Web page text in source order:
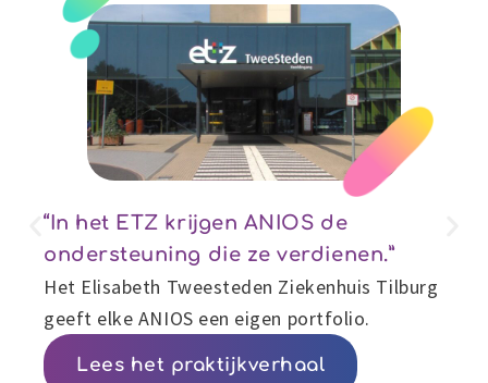
“In het ETZ krijgen ANIOS de
ondersteuning die ze verdienen.”
Het Elisabeth Tweesteden Ziekenhuis Tilburg
geeft elke ANIOS een eigen portfolio.
Lees het praktijkverhaal